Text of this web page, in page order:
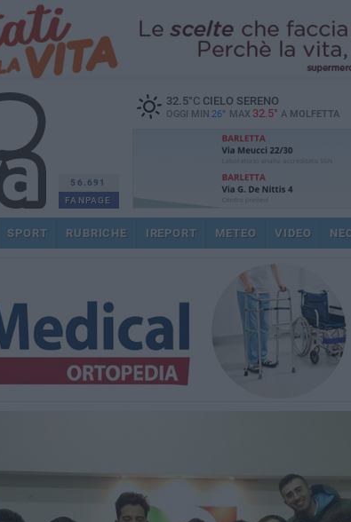
56.691
FANPAGE
32.5°CCIELO SERENO
OGGI MIN 26° MAX 32.5° A MOLFETTA
SPORT RUBRICHE IREPORT METEO VIDEO